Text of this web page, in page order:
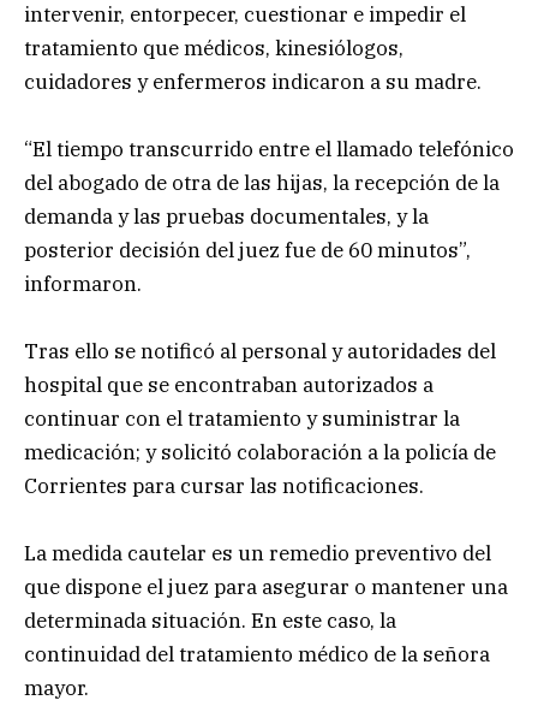
intervenir, entorpecer, cuestionar e impedir el
tratamiento que médicos, kinesiólogos,
cuidadores y enfermeros indicaron a su madre.
“El tiempo transcurrido entre el llamado telefónico
del abogado de otra de las hijas, la recepción de la
demanda y las pruebas documentales, y la
posterior decisión del juez fue de 60 minutos”,
informaron.
Tras ello se notificó al personal y autoridades del
hospital que se encontraban autorizados a
continuar con el tratamiento y suministrar la
medicación; y solicitó colaboración a la policía de
Corrientes para cursar las notificaciones.
La medida cautelar es un remedio preventivo del
que dispone el juez para asegurar o mantener una
determinada situación. En este caso, la
continuidad del tratamiento médico de la señora
mayor.